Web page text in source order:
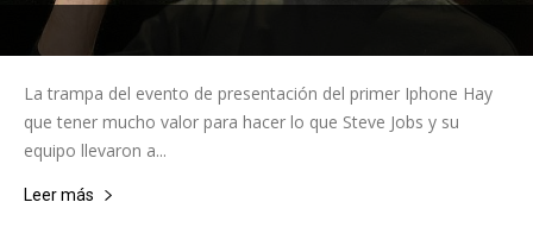
La trampa del evento de presentación del primer Iphone Hay
que tener mucho valor para hacer lo que Steve Jobs y su
equipo llevaron a...
Leer más